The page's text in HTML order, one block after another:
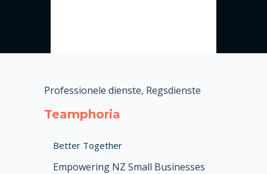
Professionele dienste, Regsdienste
Teamphoria
Better Together
Empowering NZ Small Businesses